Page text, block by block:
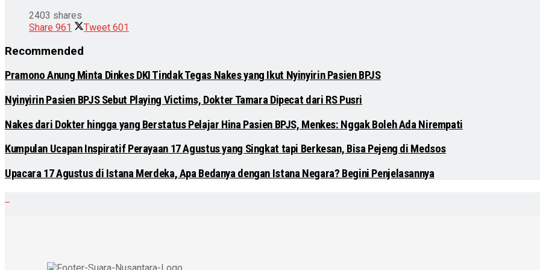
2403 shares
Share 961 Tweet 601
Recommended
Pramono Anung Minta Dinkes DKI Tindak Tegas Nakes yang Ikut Nyinyirin Pasien BPJS
Nyinyirin Pasien BPJS Sebut Playing Victims, Dokter Tamara Dipecat dari RS Pusri
Nakes dari Dokter hingga yang Berstatus Pelajar Hina Pasien BPJS, Menkes: Nggak Boleh Ada Nirempati
Kumpulan Ucapan Inspiratif Perayaan 17 Agustus yang Singkat tapi Berkesan, Bisa Pejeng di Medsos
Upacara 17 Agustus di Istana Merdeka, Apa Bedanya dengan Istana Negara? Begini Penjelasannya